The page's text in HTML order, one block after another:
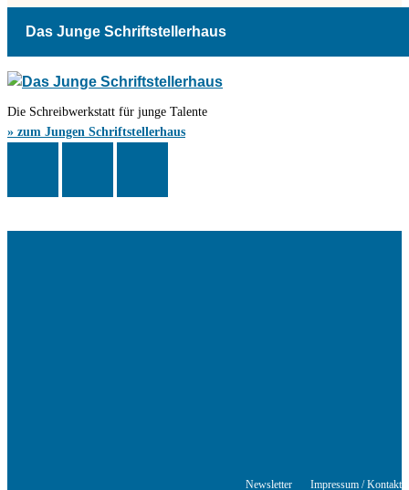
Das Junge Schriftstellerhaus
Die Schreibwerkstatt für junge Talente
» zum Jungen Schriftstellerhaus
Newsletter
Impressum / Kontakt